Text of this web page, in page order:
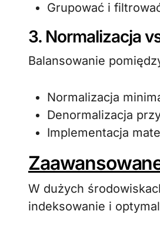
Grupować i
3. Normalizacja
Balansowanie
Normalizacja
Denormalizacja
Implementacja
W dużych
indeksowanie i